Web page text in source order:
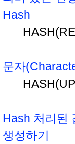
Hash
문자
Hash 처리된
생성하기